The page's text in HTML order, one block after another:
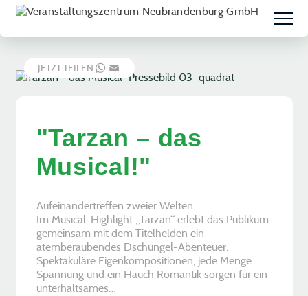
(c) Nilz Böhme
JETZT TEILEN
WHATSAPP
EMAIL
"Tarzan – das
Musical!"
Aufeinandertreffen zweier Welten:
Im Musical-Highlight „Tarzan“ erlebt das Publikum
gemeinsam mit dem Titelhelden ein
atemberaubendes Dschungel-Abenteuer.
Spektakuläre Eigenkompositionen, jede Menge
Spannung und ein Hauch Romantik sorgen für ein
unterhaltsames…